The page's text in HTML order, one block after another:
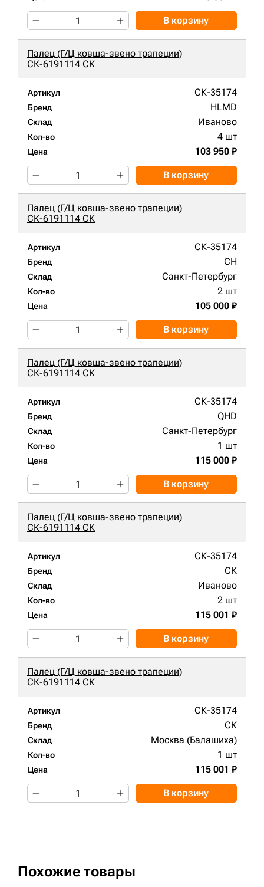
В корзину
Палец (Г/Ц ковша-звено трапеции)
СК-6191114 СК
Артикул СК-35174
Бренд HLMD
Склад Иваново
Кол-во 4 шт
Цена 103 950 ₽
В корзину
Палец (Г/Ц ковша-звено трапеции)
СК-6191114 СК
Артикул СК-35174
Бренд CH
Склад Санкт-Петербург
Кол-во 2 шт
Цена 105 000 ₽
В корзину
Палец (Г/Ц ковша-звено трапеции)
СК-6191114 СК
Артикул СК-35174
Бренд QHD
Склад Санкт-Петербург
Кол-во 1 шт
Цена 115 000 ₽
В корзину
Палец (Г/Ц ковша-звено трапеции)
СК-6191114 СК
Артикул СК-35174
Бренд СК
Склад Иваново
Кол-во 2 шт
Цена 115 001 ₽
В корзину
Палец (Г/Ц ковша-звено трапеции)
СК-6191114 СК
Артикул СК-35174
Бренд СК
Склад Москва (Балашиха)
Кол-во 1 шт
Цена 115 001 ₽
В корзину
Похожие товары